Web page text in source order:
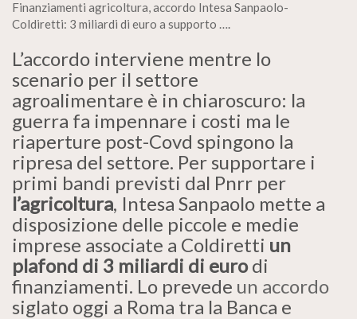
Finanziamenti agricoltura, accordo Intesa Sanpaolo-
Coldiretti: 3 miliardi di euro a supporto ….
L’accordo interviene mentre lo
scenario per il settore
agroalimentare è in chiaroscuro: la
guerra fa impennare i costi ma le
riaperture post-Covd spingono la
ripresa del settore. Per supportare i
primi bandi previsti dal Pnrr per
l’agricoltura, Intesa Sanpaolo mette a
disposizione delle piccole e medie
imprese associate a Coldiretti un
plafond di 3 miliardi di eurodi
finanziamenti. Lo prevede un accordo
siglato oggi a Roma tra la Banca e